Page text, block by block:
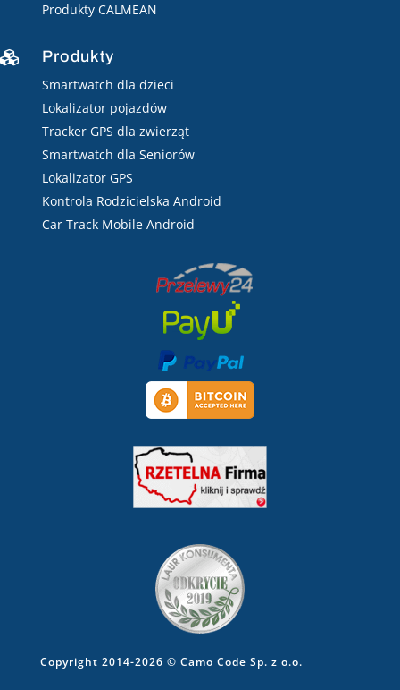
Produkty CALMEAN
 Produkty
Smartwatch dla dzieci
Lokalizator pojazdów
Tracker GPS dla zwierząt
Smartwatch dla Seniorów
Lokalizator GPS
Kontrola Rodzicielska Android
Car Track Mobile Android
Copyright 2014-2026 © Camo Code Sp. z o.o.